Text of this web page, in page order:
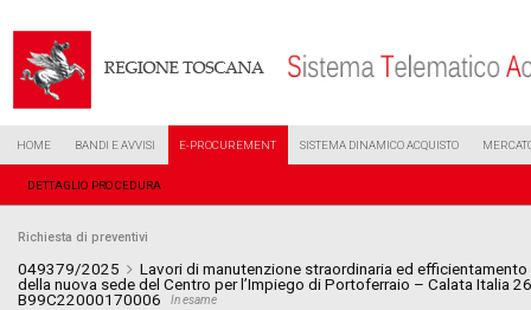
HOME BANDI E AVVISI E-PROCUREMENT SISTEMA DINAMICO ACQUISTO
DETTAGLIO PROCEDURA
Richiesta di preventivi
049379/2025
Lavori di manutenzione straordinaria ed
della nuova sede del Centro per l’Impiego di Portoferraio – Calata Italia
B99C22000170006
In esame